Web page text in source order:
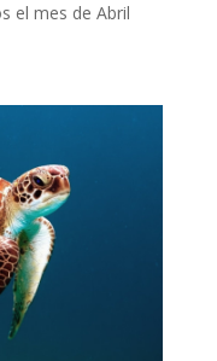
el mes de Abril